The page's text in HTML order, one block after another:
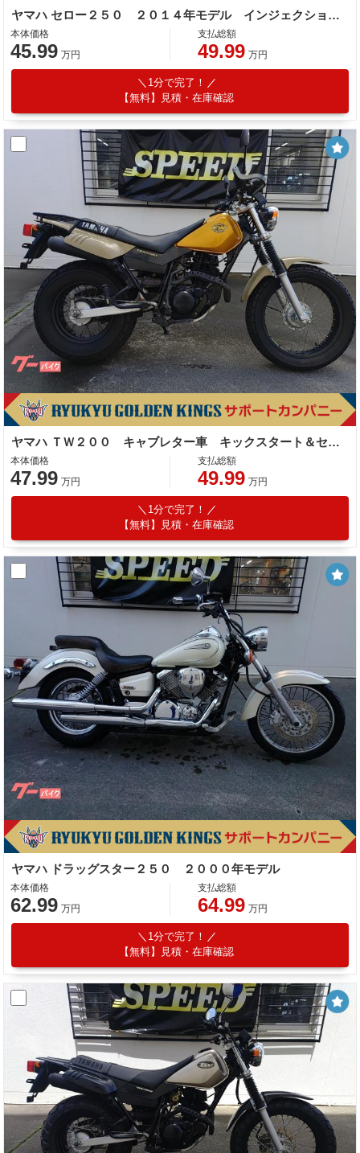
ヤマハ セロー２５０ ２０１４年モデル インジェクション ＳＰタダオエキゾースト
本体価格
45.99 万円
支払総額
49.99 万円
1分で完了！
【無料】見積・在庫確認
ヤマハ ＴＷ２００ キャブレター車 キックスタート＆セルスタート
本体価格
47.99 万円
支払総額
49.99 万円
1分で完了！
【無料】見積・在庫確認
ヤマハ ドラッグスター２５０ ２０００年モデル
本体価格
62.99 万円
支払総額
64.99 万円
1分で完了！
【無料】見積・在庫確認